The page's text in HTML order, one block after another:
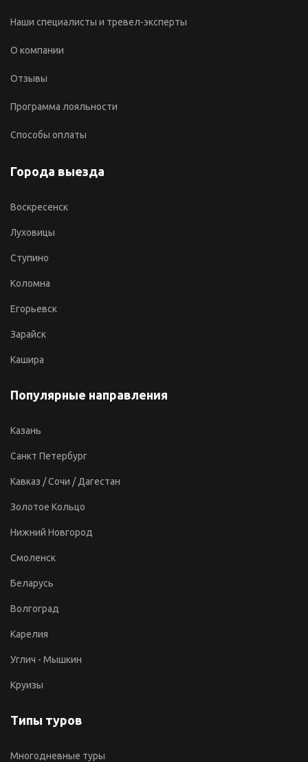
Наши специалисты и тревел-эксперты
О компании
Отзывы
Программа лояльности
Способы оплаты
Города выезда
Воскресенск
Луховицы
Ступино
Коломна
Егорьевск
Зарайск
Кашира
Популярные направления
Казань
Санкт Петербург
Кавказ / Сочи / Дагестан
Золотое Кольцо
Нижний Новгород
Смоленск
Беларусь
Волгоград
Карелия
Углич - Мышкин
Круизы
Типы туров
Многодневные туры